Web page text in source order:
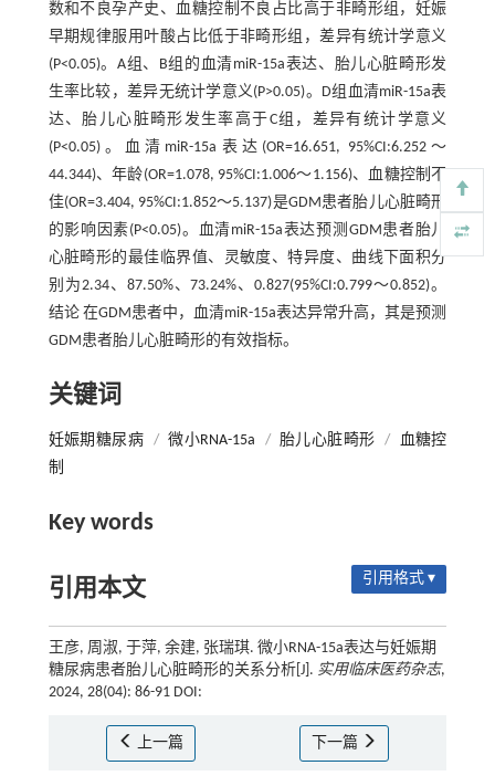
数和不良孕产史、血糖控制不良占比高于非畸形组，妊娠
早期规律服用叶酸占比低于非畸形组，差异有统计学意义
(P<0.05)。A组、B组的血清miR-15a表达、胎儿心脏畸形发
生率比较，差异无统计学意义(P>0.05)。D组血清miR-15a表
达、胎儿心脏畸形发生率高于C组，差异有统计学意义
(P<0.05)。血清miR-15a表达(OR=16.651, 95%CI:6.252～
44.344)、年龄(OR=1.078, 95%CI:1.006～1.156)、血糖控制不
佳(OR=3.404, 95%CI:1.852～5.137)是GDM患者胎儿心脏畸形
的影响因素(P<0.05)。血清miR-15a表达预测GDM患者胎儿
心脏畸形的最佳临界值、灵敏度、特异度、曲线下面积分
别为2.34、87.50%、73.24%、0.827(95%CI:0.799～0.852)。
结论 在GDM患者中，血清miR-15a表达异常升高，其是预测
GDM患者胎儿心脏畸形的有效指标。
关键词
妊娠期糖尿病 / 微小RNA-15a / 胎儿心脏畸形 / 血糖控
制
Key words
引用本文 引用格式 ▾
王彦, 周淑, 于萍, 余建, 张瑞琪. 微小RNA-15a表达与妊娠期
糖尿病患者胎儿心脏畸形的关系分析[J]. 实用临床医药杂志,
2024, 28(04): 86-91 DOI:
上一篇 下一篇